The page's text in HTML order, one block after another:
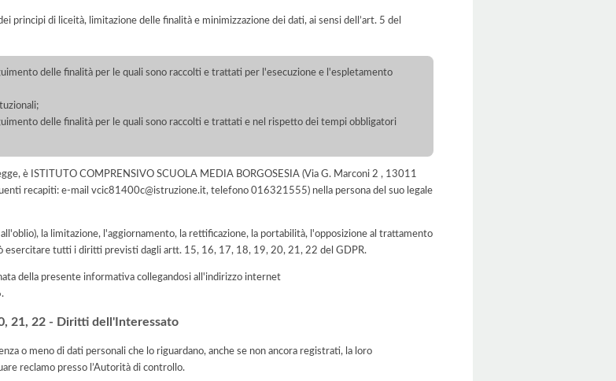
principi di liceità, limitazione delle finalità e minimizzazione dei dati, ai sensi dell’art. 5 del
delle finalità per le quali sono raccolti e trattati per l'esecuzione e l'espletamento
delle finalità per le quali sono raccolti e trattati e nel rispetto dei tempi obbligatori
è ISTITUTO COMPRENSIVO SCUOLA MEDIA BORGOSESIA (Via G. Marconi 2 , 13011
recapiti: e-mail vcic81400c@istruzione.it, telefono 016321555) nella persona del suo legale
la limitazione, l'aggiornamento, la rettificazione, la portabilità, l'opposizione al trattamento
esercitare tutti i diritti previsti dagli artt. 15, 16, 17, 18, 19, 20, 21, 22 del GDPR.
della presente informativa collegandosi all'indirizzo internet
.
21, 22 - Diritti dell'Interessato
o meno di dati personali che lo riguardano, anche se non ancora registrati, la loro
reclamo presso l’Autorità di controllo.